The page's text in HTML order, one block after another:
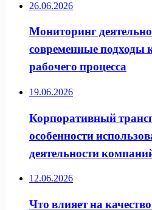
26.06.2026
Мониторинг
современные подходы
рабочего процесса
19.06.2026
Корпоративный
особенности
деятельности
12.06.2026
Что влияет на